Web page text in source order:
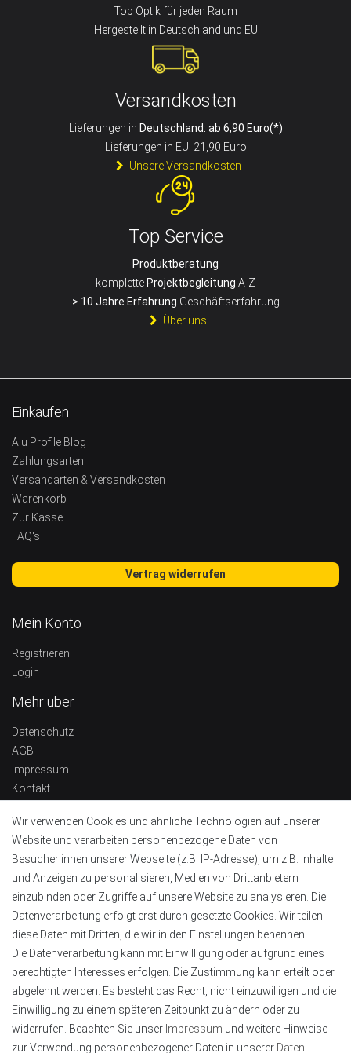
Wir verwenden Cookies und ähnliche Technologien auf unserer
Website und verarbeiten personenbezogene Daten von
Besucher:innen unserer Webseite (z.B. IP-Adresse), um z.B. Inhalte
und Anzeigen zu personalisieren, Medien von Drittanbietern
einzubinden oder Zugriffe auf unsere Website zu analysieren. Die
Datenverarbeitung erfolgt erst durch gesetzte Cookies. Wir teilen
diese Daten mit Dritten, die wir in den Einstellungen benennen.
Die Datenverarbeitung kann mit Einwilligung oder aufgrund eines
berechtigten Interesses erfolgen. Die Zustimmung kann erteilt oder
abgelehnt werden. Es besteht das Recht, nicht einzuwilligen und die
Einwilligung zu einem späteren Zeitpunkt zu ändern oder zu
widerrufen. Beachten Sie unser Impressum und weitere Hinweise
zur Verwendung personenbezogener Daten in unserer Daten­
Top Optik für jeden Raum
Hergestellt in Deutschland und EU
Versandkosten
Lieferungen in Deutschland: ab 6,90 Euro(*)
Lieferungen in EU: 21,90 Euro
Unsere Versandkosten
Top Service
Produktberatung
komplette Projektbegleitung A-Z
> 10 Jahre Erfahrung Geschäftserfahrung
Über uns
Einkaufen
Alu Profile Blog
Zahlungsarten
Versandarten & Versandkosten
Warenkorb
Zur Kasse
FAQ's
Vertrag widerrufen
Mein Konto
Registrieren
Login
Mehr über
Datenschutz
AGB
Impressum
Kontakt
Barrierefreiheitserklärung
Kontaktinformationen
Tel.:+49 4151 8381003
E-Mail: info@alu-profile-led.de
WhatsApp:+49 4151 8381003
Zahlung und Lieferung